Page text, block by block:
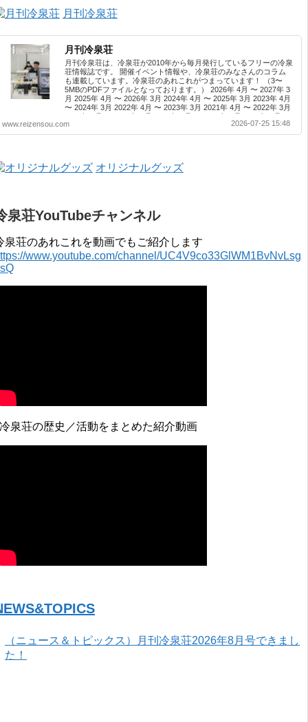
月刊冷泉荘
月刊冷泉荘
月刊冷泉荘は、冷泉荘が2010年から毎月発行しているフリーの冷泉
荘情報誌です。 開催イベント情報や、冷泉荘のみなさんのコラム
も連載しています。冷泉荘のあれこれがつまっています！ （3〜
5MBのPDFファイルとなっております。） 2026年 4月 〜 2027年 3
月 2025年 4月 〜 2026年 3月 2024年 4月 〜 2025年 3月 2023年 4月
〜 2024年 3月 2022年 4月 〜 2023年 3月 2021年 4月 〜 2022年 3月
2019年 3月 2017年 4月 〜 2018年 3月 2016年 4月 〜 2017年 3月
2015年 4月 〜 2016年 3月 2014年 4月 〜 2015年 3月 2013...
www.reizensou.com 2026-07-25 15:48
オリジナルグッズ
泉荘YouTubeチャンネル
泉荘のあれこれを動画でもご紹介します
www.youtube.com/channel/UC4V9co33GlWM1BvNvLsg
泉荘の歴史／活動をまとめた紹介動画
（ニュース＆トピックス）月刊冷泉荘2026年8月号できまし
た！